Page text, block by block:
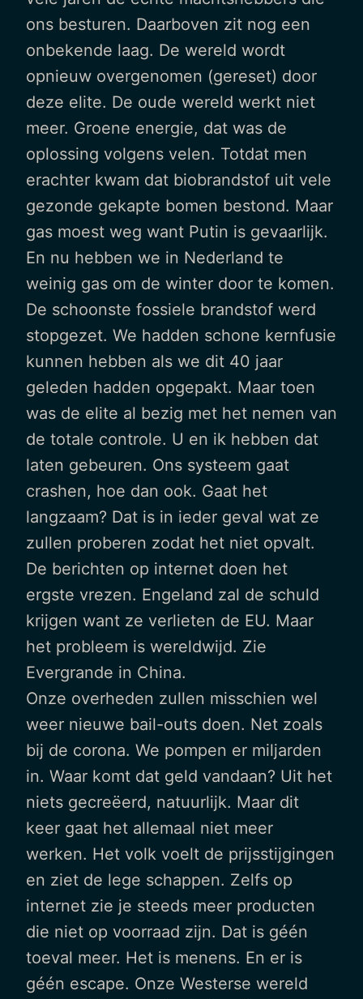
ons besturen. Daarboven zit nog een
onbekende laag. De wereld wordt
opnieuw overgenomen (gereset) door
deze elite. De oude wereld werkt niet
meer. Groene energie, dat was de
oplossing volgens velen. Totdat men
erachter kwam dat biobrandstof uit vele
gezonde gekapte bomen bestond. Maar
gas moest weg want Putin is gevaarlijk.
En nu hebben we in Nederland te
weinig gas om de winter door te komen.
De schoonste fossiele brandstof werd
stopgezet. We hadden schone kernfusie
kunnen hebben als we dit 40 jaar
geleden hadden opgepakt. Maar toen
was de elite al bezig met het nemen van
de totale controle. U en ik hebben dat
laten gebeuren. Ons systeem gaat
crashen, hoe dan ook. Gaat het
langzaam? Dat is in ieder geval wat ze
zullen proberen zodat het niet opvalt.
De berichten op internet doen het
ergste vrezen. Engeland zal de schuld
krijgen want ze verlieten de EU. Maar
het probleem is wereldwijd. Zie
Evergrande in China.
Onze overheden zullen misschien wel
weer nieuwe bail-outs doen. Net zoals
bij de corona. We pompen er miljarden
in. Waar komt dat geld vandaan? Uit het
niets gecreëerd, natuurlijk. Maar dit
keer gaat het allemaal niet meer
werken. Het volk voelt de prijsstijgingen
en ziet de lege schappen. Zelfs op
internet zie je steeds meer producten
die niet op voorraad zijn. Dat is géén
toeval meer. Het is menens. En er is
géén escape. Onze Westerse wereld